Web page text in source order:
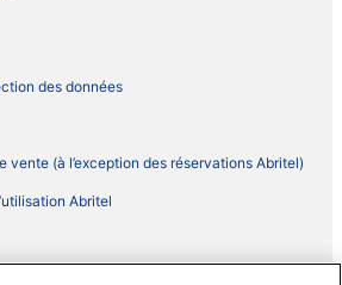
des données
vente (à l’exception des réservations Abritel)
Abritel